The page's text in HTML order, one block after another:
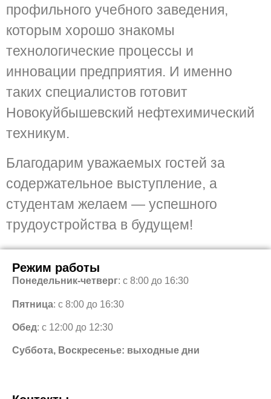
профильного учебного заведения,
которым хорошо знакомы
технологические процессы и
инновации предприятия. И именно
таких специалистов готовит
Новокуйбышевский нефтехимический
техникум.
Благодарим уважаемых гостей за
содержательное выступление, а
студентам желаем — успешного
трудоустройства в будущем!
Режим работы
Понедельник-четверг: с 8:00 до 16:30
Пятница: с 8:00 до 16:30
Обед: с 12:00 до 12:30
Суббота, Воскресенье: выходные дни